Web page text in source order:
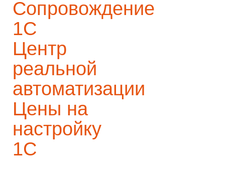
Сопровождение
1С
Центр
реальной
автоматизации
Цены на
настройку
1С